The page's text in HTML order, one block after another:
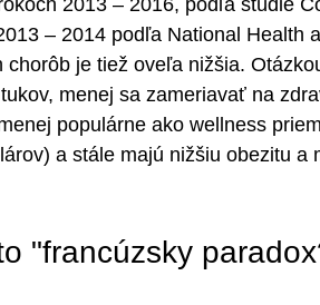
– 2014 podľa National Health
chorôb je tiež oveľa nižšia.
menej sa zameriavať na
populárne ako wellness
a stále majú nižšiu obezitu
"francúzsky